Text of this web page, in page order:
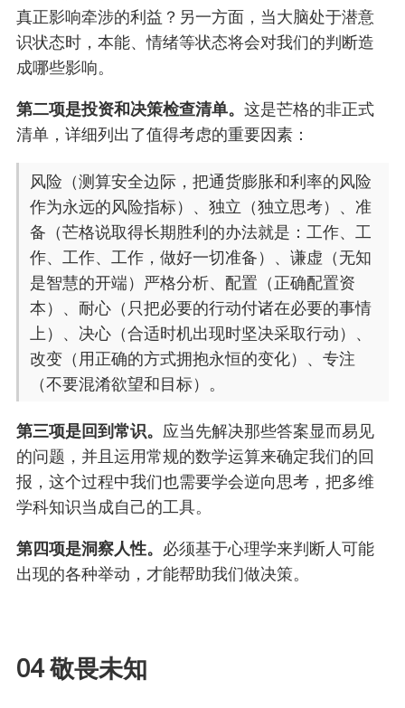
真正影响牵涉的利益？另一方面，当大脑处于潜意
识状态时，本能、情绪等状态将会对我们的判断造
成哪些影响。
第二项是投资和决策检查清单。 这是芒格的非正式
清单，详细列出了值得考虑的重要因素：
风险（测算安全边际，把通货膨胀和利率的风险
作为永远的风险指标）、独立（独立思考）、准
备（芒格说取得长期胜利的办法就是：工作、工
作、工作、工作，做好一切准备）、谦虚（无知
是智慧的开端）严格分析、配置（正确配置资
本）、耐心（只把必要的行动付诸在必要的事情
上）、决心（合适时机出现时坚决采取行动）、
改变（用正确的方式拥抱永恒的变化）、专注
（不要混淆欲望和目标）。
第三项是回到常识。 应当先解决那些答案显而易见
的问题，并且运用常规的数学运算来确定我们的回
报，这个过程中我们也需要学会逆向思考，把多维
学科知识当成自己的工具。
第四项是洞察人性。 必须基于心理学来判断人可能
出现的各种举动，才能帮助我们做决策。
04 敬畏未知